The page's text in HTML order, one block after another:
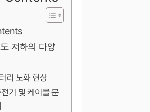
저하의 다양
리 노화 현상
기 및 케이블 문